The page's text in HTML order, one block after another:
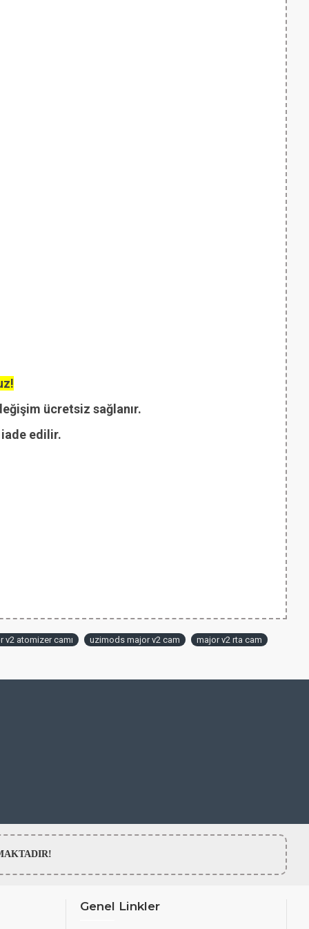
ücretsiz sağlanır.
edilir.
v2 atomizer camı uzimods major v2 cam major v2 rta cam
Genel Linkler